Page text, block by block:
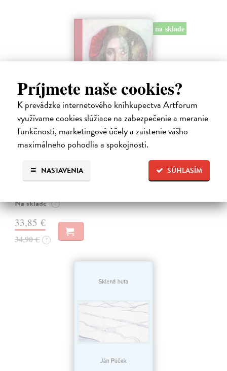
Príjmete naše cookies?
K prevádzke internetového kníhkupectva Artforum
využívame cookies slúžiace na zabezpečenie a meranie
funkčnosti, marketingové účely a zaistenie vášho
maximálneho pohodlia a spokojnosti.
SÚHLASÍM
NASTAVENIA
na sklade
Miluj ma ako naozaj
Válek Miroslav| Kniha
HRANICA MEDZI NÁDEJOU A SEBAKLAMOM
SLOVENSKÉHO KLASIKA. Nemýlia sa tí, ktorí v básnikovi
Miroslavovi Válkovi (1927 – 1991) vidia deziluzívneho analytika
Na sklade ?
33,85 €
34,90 € ?